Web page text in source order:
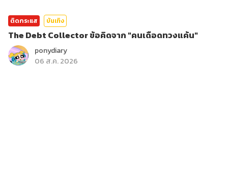
ติดกระแส บันเทิง
The Debt Collector ข้อคิดจาก "คนเดือดทวงแค้น"
ponydiary
06 ส.ค. 2026